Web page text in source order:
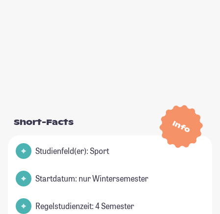
Info
Short-Facts
Studienfeld(er): Sport
Startdatum: nur Wintersemester
Regelstudienzeit: 4 Semester